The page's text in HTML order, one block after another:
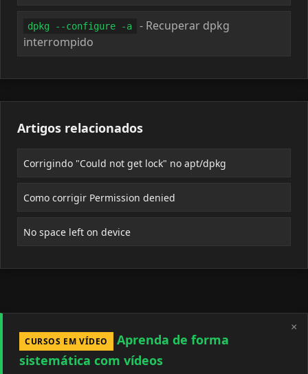
dpkg --configure -a
- Recuperar dpkg
interrompido
Artigos relacionados
Corrigindo "Could not get lock" no apt/dpkg
Como corrigir Permission denied
No space left on device
×
CURSOS EM VÍDEO
Aprenda de forma
sistemática com vídeos